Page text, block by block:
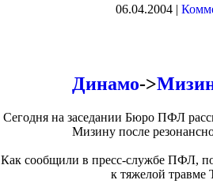
06.04.2004 |
Динамо->
Сегодня на заседании Бюро ПФЛ
Мизину после
Как сообщили в пресс-службе ПФЛ,
к тяжелой травме